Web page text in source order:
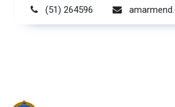
(51) 264596